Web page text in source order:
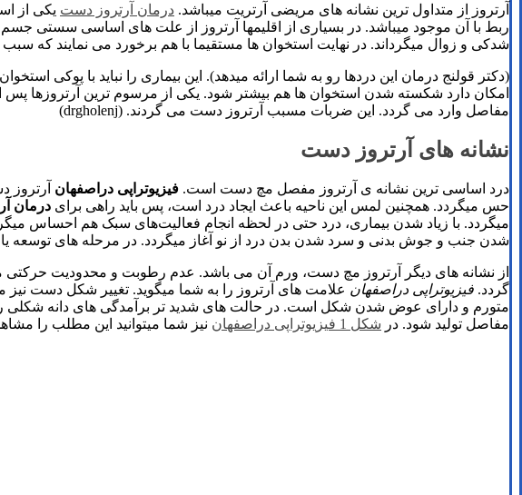
آرتروز از متداول ‌ترین نشانه های مریضی آرتریت میباشد. درمان آرتروز دست یکی از
ربط با آن موجود میباشد. در بسیاری از اقلیمها آرتروز از علت های اساسی سستی
شدکی و زوال میگرداند. در نهایت استخوان ها مستقیما با هم برخورد می نمایند که سبب
(دکتر قولنج درمان این دردها رو به شما ارائه میدهد). این بیماری را نباید با
امکان دارد شکسته شدن استخوان ها هم بیشتر شود. یکی از مرسوم ترین آرتروزها
مفاصل وارد می‌ گردد. این ضربات مسبب آرتروز دست می گردند. (drgholenj)
نشانه های آرتروز دست
درد اساسی ‌ترین نشانه ی آرتروز مفصل مچ دست است. فیزیوتراپی دراصفهان
حس میگردد. همچنین لمس این ناحیه باعث ایجاد درد است، پس باید راهی برای درمان
میگردد. با زیاد شدن بیماری، درد حتی در لحظه انجام فعالیت‌های سبک هم احساس
شدن جنب و جوش بدنی و سرد شدن بدن درد از نو آغاز میگردد. در مرحله های توسعه
از نشانه های دیگر آرتروز مچ دست، ورم آن می باشد. عدم رطوبت و محدودیت حرکتی
گردد. فیزیوتراپی دراصفهان علامت های آرتروز را به شما میگوید. تغییر شکل دست
متورم و دارای عوض شدن شکل است. در حالت های شدید‌ تر برآمدگی‌ های دانه
مفاصل تولید شود. در شکل 1 فیزیوتراپی دراصفهان نیز شما میتوانید این مطلب را